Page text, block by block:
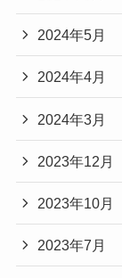
2024年5月
2024年4月
2024年3月
2023年12月
2023年10月
2023年7月